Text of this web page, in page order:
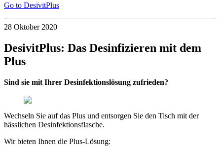
Go to DesivitPlus
28 Oktober 2020
DesivitPlus: Das Desinfizieren mit dem
Plus
Sind sie mit Ihrer Desinfektionslösung zufrieden?
Wechseln Sie auf das Plus und entsorgen Sie den Tisch mit der
hässlichen Desinfektionsflasche.
Wir bieten Ihnen die Plus-Lösung: